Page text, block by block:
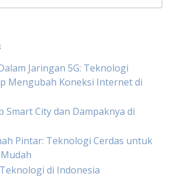
Jaringan 5G: Teknologi
Mengubah Koneksi Internet di
Smart City dan Dampaknya di
Pintar: Teknologi Cerdas untuk
di Indonesia